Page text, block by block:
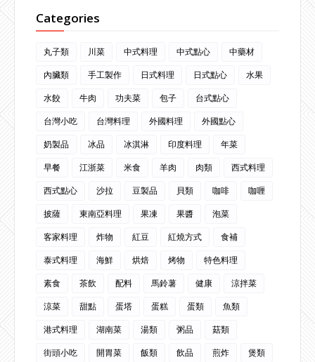
Categories
丸子類 川菜 中式料理 中式點心
中藥材
內臟類
手工製作 日式料理 日式點心
水果
水餃
牛肉 功夫菜 包子
台式點心
台灣小吃
台灣料理 外國料理
外國點心
奶製品
冰品 冰淇淋 印度料理
年菜
早餐
江浙菜 米食 羊肉 肉類
西式料理
西式點心
沙拉 豆製品 貝類 咖啡
咖喱
披薩
東南亞料理 果凍 果醬
泡菜
客家料理
炸物 紅豆 紅燒方式
食補
泰式料理
海鮮 烘焙 烤物
特色料理
素食
茶飲 配料 馬鈴薯 健康
涼拌菜
涼菜
甜點 蛋塔 蛋糕 蛋類
魚類
港式料理
湖南菜 湯類 粥品
菇類
街頭小吃
開胃菜 飯類 飲品 煎炸
煲類